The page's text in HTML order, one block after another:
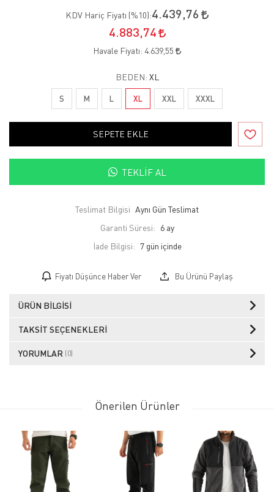
KDV Hariç Fiyatı (%10):4.439,76
4.883,74
Havale Fiyatı: 4.639,55
BEDEN: XL
S M L XL XXL XXXL
SEPETE EKLE
TEKLIF AL
Teslimat Bilgisi Aynı Gün Teslimat
Garanti Süresi: 6 ay
İade Bilgisi:
Fiyatı Düşünce Haber Ver Bu Ürünü Paylaş
ÜRÜN BILGISI
TAKSIT SEÇENEKLERI
YORUMLAR (0)
Önerilen Ürünler